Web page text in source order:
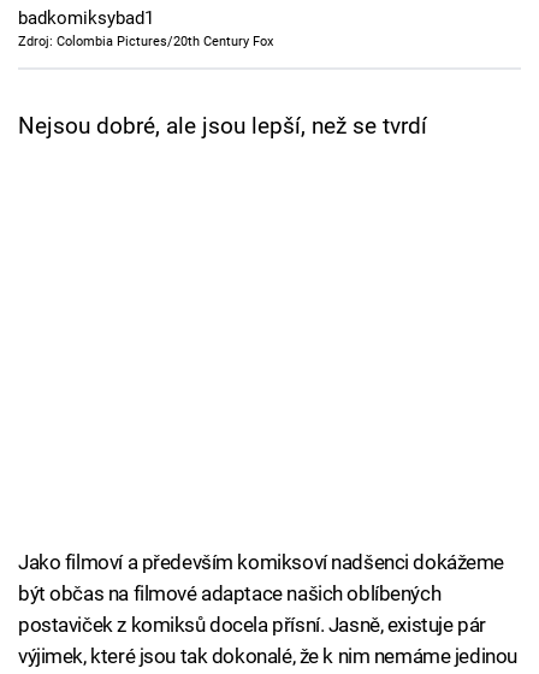
TV Program
badkomiksybad1
Zdroj: Colombia Pictures/20th Century Fox
Nejsou dobré, ale jsou lepší, než se tvrdí
Jako filmoví a především komiksoví nadšenci dokážeme
být občas na filmové adaptace našich oblíbených
postaviček z komiksů docela přísní. Jasně, existuje pár
výjimek, které jsou tak dokonalé, že k nim nemáme jedinou